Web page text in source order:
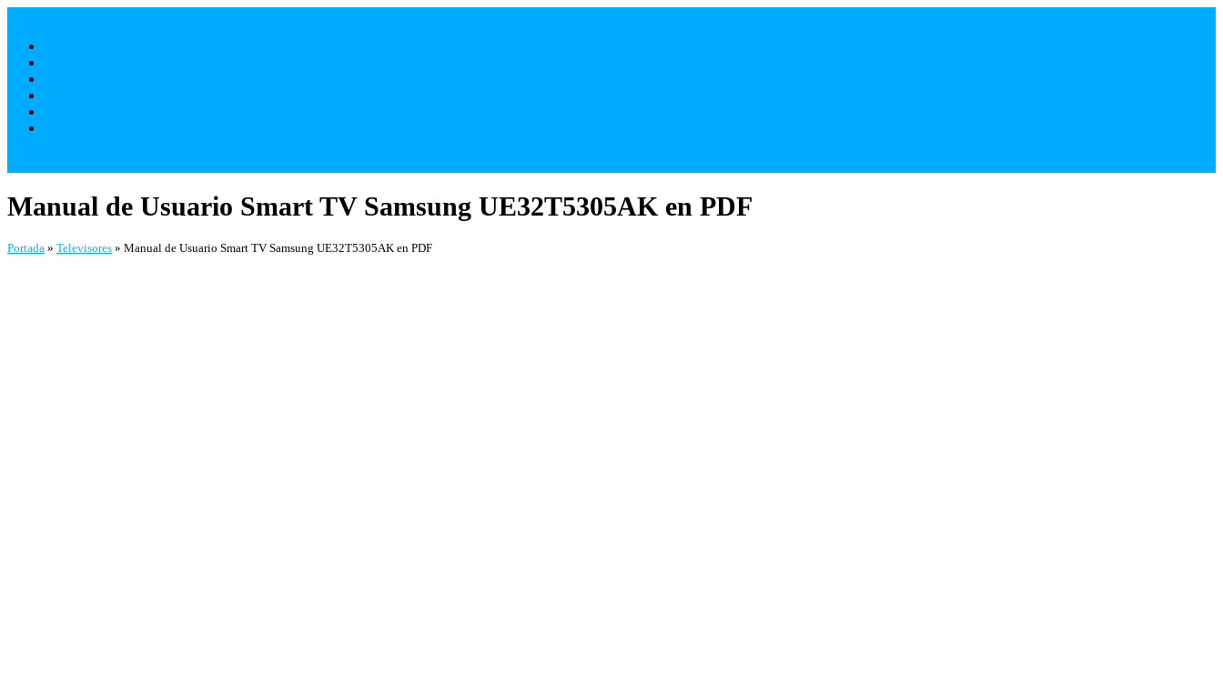
contenido
Manual de Usuario Smart TV Samsung UE32T5305AK en PDF
Portada » Televisores » Manual de Usuario Smart TV Samsung UE32T5305AK en PDF